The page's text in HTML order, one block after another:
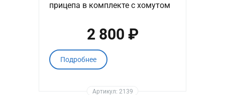
прицепа в комплекте с хомутом
2 800 ₽
Подробнее
Артикул: 2139